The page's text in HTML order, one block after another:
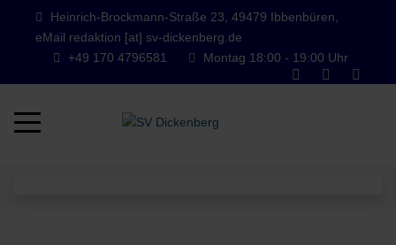
Heinrich-Brockmann-Straße 23, 49479 Ibbenbüren,
eMail redaktion [at] sv-dickenberg.de
+49 170 4796581
Montag 18:00 - 19:00 Uhr
Mobile Menu Toggle